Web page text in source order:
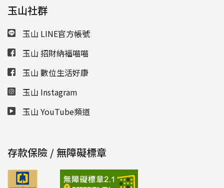
玉山社群
玉山 LINE官方帳號
玉山 招財納福喵喵
玉山 數位生活好康
玉山 Instagram
玉山 YouTube頻道
存款保險 / 無障礙標章